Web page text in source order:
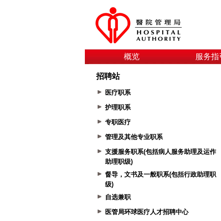
概览 服务指
招聘站
医疗职系
护理职系
专职医疗
管理及其他专业职系
支援服务职系(包括病人服务助理及运作
助理职级)
督导，文书及一般职系(包括行政助理职
级)
自选兼职
医管局环球医疗人才招聘中心